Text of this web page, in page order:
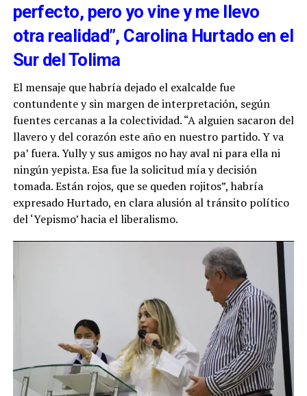
perfecto, pero yo vine y me llevo
otra realidad”, Carolina Hurtado en el
Sur del Tolima
El mensaje que habría dejado el exalcalde fue
contundente y sin margen de interpretación, según
fuentes cercanas a la colectividad. “A alguien sacaron del
llavero y del corazón este año en nuestro partido. Y va
pa’ fuera. Yully y sus amigos no hay aval ni para ella ni
ningún yepista. Esa fue la solicitud mía y decisión
tomada. Están rojos, que se queden rojitos”, habría
expresado Hurtado, en clara alusión al tránsito político
del ‘Yepismo’ hacia el liberalismo.